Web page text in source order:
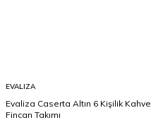
EVALIZA
Evaliza Caserta Altın 6 Kişilik Kahve
Fincan Takımı